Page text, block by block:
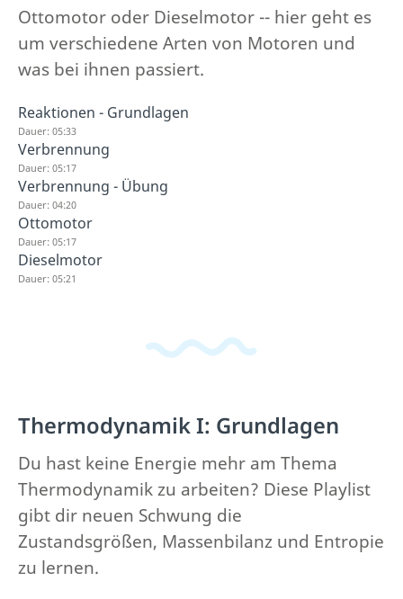
Ottomotor oder Dieselmotor -- hier geht es
um verschiedene Arten von Motoren und
was bei ihnen passiert.
Reaktionen - Grundlagen
Dauer: 05:33
Verbrennung
Dauer: 05:17
Verbrennung - Übung
Dauer: 04:20
Ottomotor
Dauer: 05:17
Dieselmotor
Dauer: 05:21
Thermodynamik I: Grundlagen
Du hast keine Energie mehr am Thema
Thermodynamik zu arbeiten? Diese Playlist
gibt dir neuen Schwung die
Zustandsgrößen, Massenbilanz und Entropie
zu lernen.